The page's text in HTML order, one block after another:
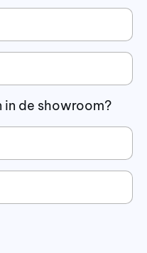
in de showroom?